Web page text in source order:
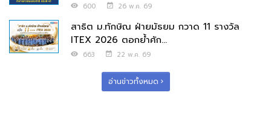
600 26 พ.ค. 69
สาธิต ม.ทักษิณ ฝ่ายมัธยม กวาด 11 รางวัล
ITEX 2026 ตอกย้ำศัก...
663 22 พ.ค. 69
อ่านข่าวทั้งหมด